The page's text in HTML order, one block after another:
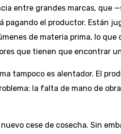
entre grandes marcas, que
pagando el productor. Están
de materia prima, lo
que tienen que encontrar
tampoco es alentador. El
la falta de mano de
cese de cosecha. Sin